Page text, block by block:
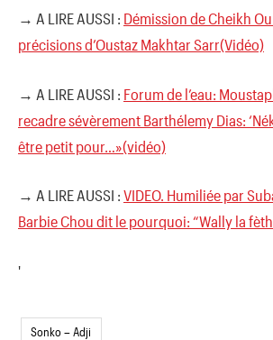
→ A LIRE AUSSI : Démission de Cheikh
précisions d’Oustaz Makhtar Sarr(Vidéo)
→ A LIRE AUSSI : Forum de l’eau:
recadre sévèrement Barthélemy Dias:
être petit pour…»(vidéo)
→ A LIRE AUSSI : VIDEO. Humiliée par
Barbie Chou dit le pourquoi: “Wally la
'
Sonko – Adji